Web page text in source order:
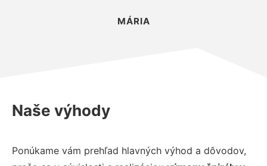
MÁRIA
Naše výhody
Ponúkame vám prehľad hlavných výhod a dôvodov,